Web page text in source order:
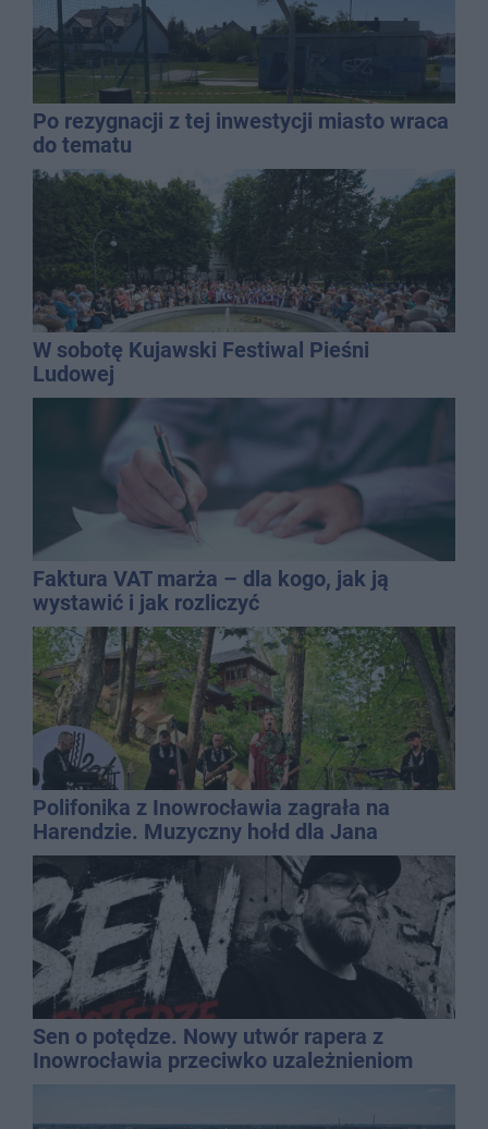
Po rezygnacji z tej inwestycji miasto wraca
do tematu
W sobotę Kujawski Festiwal Pieśni
Ludowej
Faktura VAT marża – dla kogo, jak ją
wystawić i jak rozliczyć
Polifonika z Inowrocławia zagrała na
Harendzie. Muzyczny hołd dla Jana
Kasprowicza
Sen o potędze. Nowy utwór rapera z
Inowrocławia przeciwko uzależnieniom